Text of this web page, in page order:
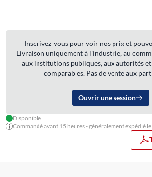
Inscrivez-vous pour voir nos prix et
Livraison uniquement à l'industrie, au
aux institutions publiques, aux autorités
comparables. Pas de vente aux
Ouvrir une session
Disponible
Commandé avant 15 heures - généralement expédié